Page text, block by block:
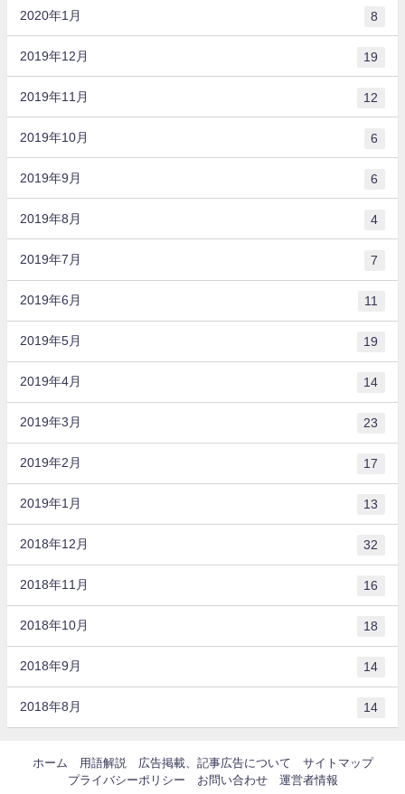
2020年1月 8
2019年12月 19
2019年11月 12
2019年10月 6
2019年9月 6
2019年8月 4
2019年7月 7
2019年6月 11
2019年5月 19
2019年4月 14
2019年3月 23
2019年2月 17
2019年1月 13
2018年12月 32
2018年11月 16
2018年10月 18
2018年9月 14
2018年8月 14
ホーム 用語解説 広告掲載、記事広告について
サイトマップ
プライバシーポリシー
お問い合わせ 運営者情報